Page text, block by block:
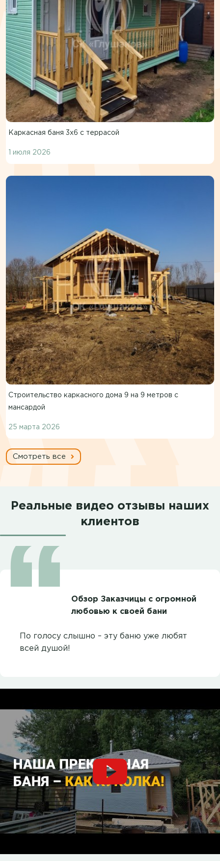
Каркасная баня 3х6 с террасой
1 июля 2026
Строительство каркасного дома 9 на 9 метров с
мансардой
25 марта 2026
Смотреть все
Реальные видео отзывы наших
клиентов
Обзор Заказчицы с огромной
любовью к своей бани
По голосу слышно – эту баню уже любят
всей душой!